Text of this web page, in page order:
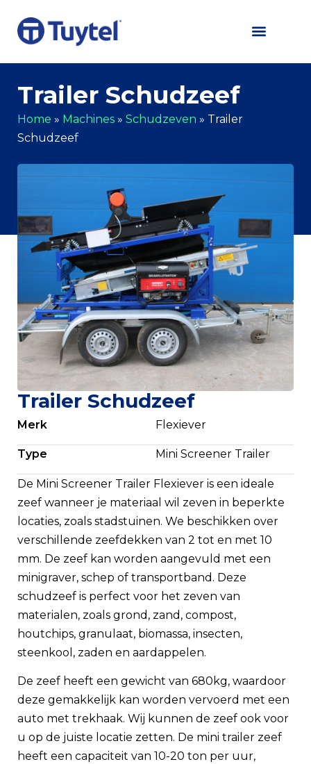
Trailer Schudzeef
Home » Machines » Schudzeven » Trailer
Schudzeef
Trailer Schudzeef
Merk Flexiever
Type Mini Screener Trailer
De Mini Screener Trailer Flexiever is een ideale
zeef wanneer je materiaal wil zeven in beperkte
locaties, zoals stadstuinen. We beschikken over
verschillende zeefdekken van 2 tot en met 10
mm. De zeef kan worden aangevuld met een
minigraver, schep of transportband. Deze
schudzeef is perfect voor het zeven van
materialen, zoals grond, zand, compost,
houtchips, granulaat, biomassa, insecten,
steenkool, zaden en aardappelen.
De zeef heeft een gewicht van 680kg, waardoor
deze gemakkelijk kan worden vervoerd met een
auto met trekhaak. Wij kunnen de zeef ook voor
u op de juiste locatie zetten. De mini trailer zeef
heeft een capaciteit van 10-20 ton per uur,